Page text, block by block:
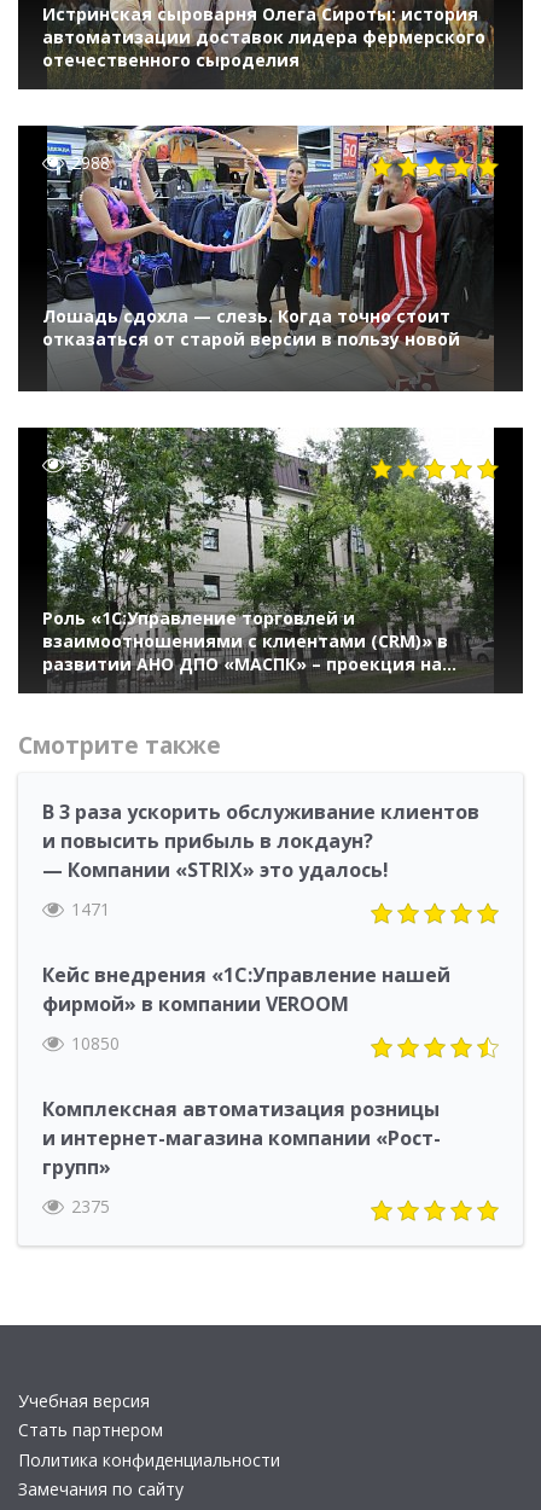
Истринская сыроварня Олега Сироты: история
автоматизации доставок лидера фермерского
отечественного сыроделия
2988
Лошадь сдохла — слезь. Когда точно стоит
отказаться от старой версии в пользу новой
2510
Роль «1С:Управление торговлей и
взаимоотношениями с клиентами (CRM)» в
развитии АНО ДПО «МАСПК» – проекция на
модель Адизеса
Смотрите также
В 3 раза ускорить обслуживание клиентов
и повысить прибыль в локдаун?
— Компании «STRIX» это удалось!
1471
Кейс внедрения «1С:Управление нашей
фирмой» в компании VEROOM
10850
Комплексная автоматизация розницы
и интернет-магазина компании «Рост-
групп»
2375
Учебная версия
Стать партнером
Политика конфиденциальности
Замечания по сайту